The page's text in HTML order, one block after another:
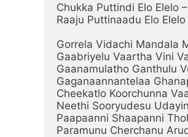
Chukka Puttindi Elo Elelo
Raaju Puttinaadu Elo
Gorrela Vidachi Mandala
Gaabriyelu Vaartha Vini
Gaanamulatho Ganthulu
Gaganaannantelaa
Cheekatlo Koorchunna
Neethi Sooryudesu
Paapaanni Shaapanni
Paramunu Cherchanu